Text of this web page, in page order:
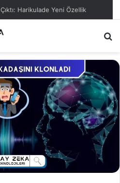
Harikulade Yeni Özellik